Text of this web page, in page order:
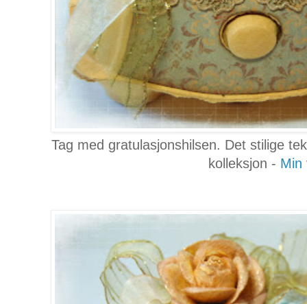
Tag med gratulasjonshilsen. Det stilige
kolleksjon - Min